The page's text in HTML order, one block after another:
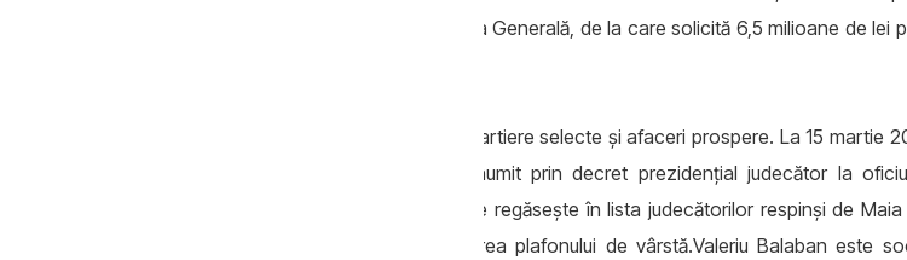
Comerţ a atacat în judecată Procuratura Generală, de la care solicită 6,5 milioane de lei
Cei doi foști procurori dețin imobile în cartiere selecte și afaceri prospere. La 15 martie
Boris Crigan, Dragoş Crigan, a fost numit prin decret prezidenţial judecător la
Judecătoriei Chişinău. Dragoş Crigan se regăseşte în lista judecătorilor respinşi de
prelungirea mandatelor până la atingerea plafonului de vârstă.Valeriu Balaban este